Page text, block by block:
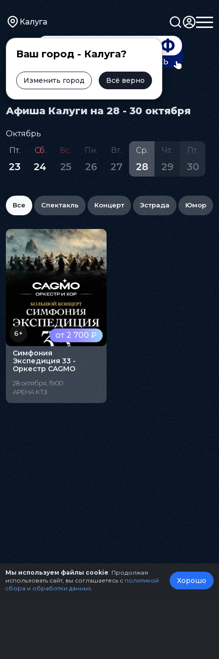
Калуга
Ваш город - Калуга?
Изменить город Всё верно
Главная Афиша
Афиша Калуги на 28 - 30 октября
Октябрь
Пт.
23
Сб.
24
Вс.
25
Пн.
26
Вт.
27
Ср.
28
Чт.
29
Пт.
30
Все Спектакль Концерт Эстрада Юмор
от 2 700 ₽
6+
Симфония
Экспедиция 33 -
Оркестр CAGMO
28 октября, 19:00
АРЕНА КТЗ
Мы используем файлы cookie . Продолжая
использовать сайт, вы соглашаетесь с политикой
сбора и обработки данных
Хорошо